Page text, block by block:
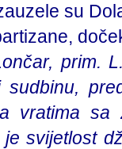
su
prim.
vratima sa
svijetlost